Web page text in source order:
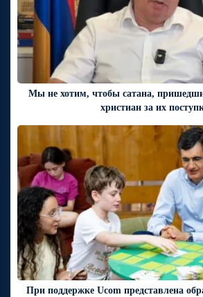
Мы не хотим, чтобы сатана,
христиан за их
При поддержке Ucom представлена